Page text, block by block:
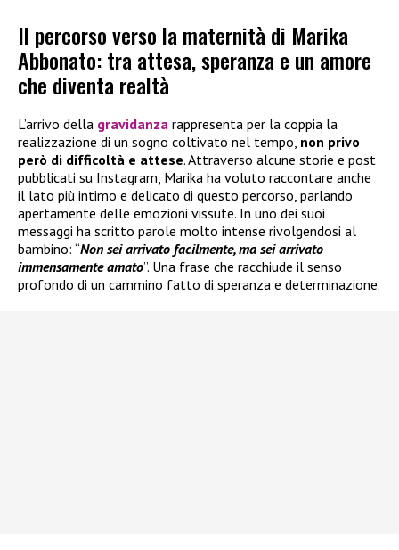
Il percorso verso la maternità di Marika
Abbonato: tra attesa, speranza e un amore
che diventa realtà
L’arrivo della gravidanza rappresenta per la coppia la
realizzazione di un sogno coltivato nel tempo, non privo
però di difficoltà e attese. Attraverso alcune storie e post
pubblicati su Instagram, Marika ha voluto raccontare anche
il lato più intimo e delicato di questo percorso, parlando
apertamente delle emozioni vissute. In uno dei suoi
messaggi ha scritto parole molto intense rivolgendosi al
bambino: “Non sei arrivato facilmente, ma sei arrivato
immensamente amato”. Una frase che racchiude il senso
profondo di un cammino fatto di speranza e determinazione.